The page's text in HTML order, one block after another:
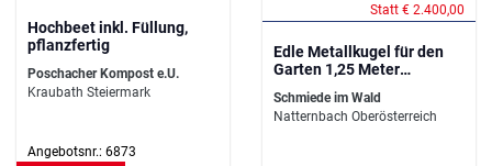
Hochbeet inkl. Füllung,
pflanzfertig
Poschacher Kompost e.U.
Kraubath Steiermark
Angebotsnr.: 6873
Statt € 2.400,00
Edle Metallkugel für den
Garten 1,25 Meter
Schmiede im Wald
Natternbach Oberösterreich